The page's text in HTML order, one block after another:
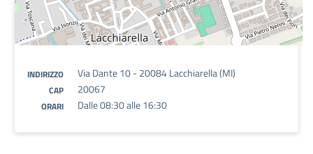
INDIRIZZO Via Dante 10 - 20084 Lacchiarella (MI)
CAP 20067
ORARI Dalle 08:30 alle 16:30